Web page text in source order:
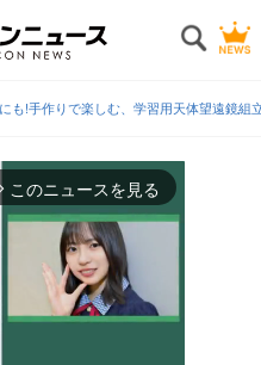
も!手作りで楽しむ、学習用天体望遠鏡組
このニュースを見る